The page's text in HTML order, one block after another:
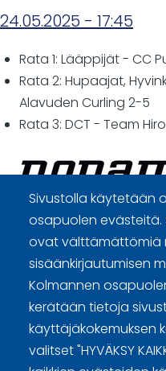
24.05.2025 - 17:45
Rata 1: Lääppijät - CC
Rata 2: Hupaajat,
Alavuden Curling 2-5
Rata 3: DCT - Team
Sivustolla käytetään
osapuolen
ovat välttämättömiä
sisäänkirjautumisen
Kolmannen
kerätään tietoja
käyttäjäkokemuksen
valitset "HYVÄKSY
Curling Finland
Curling.fi
Curling Finland